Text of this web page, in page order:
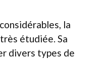
la
étudiée. Sa
divers types de